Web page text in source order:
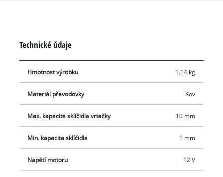
šroubovák vybaven osvětlením LED. S ergonomickým
designem a osvědčeným měkkým úchopem byl navíc kladen
důraz na maximální komfort. Za 45 minut se nabíječka postará
Technické údaje
Hmotnost výrobku 1.14 kg
Materiál převodovky Kov
Max. kapacita sklíčidla vrtačky 10 mm
Min. kapacita sklíčidla 1 mm
Napětí motoru 12 V